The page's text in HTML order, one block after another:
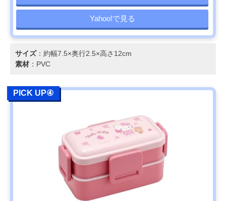
Yahoo!で見る
サイズ：約幅7.5×奥行2.5×高さ12cm
素材 ：PVC
PICK UP④